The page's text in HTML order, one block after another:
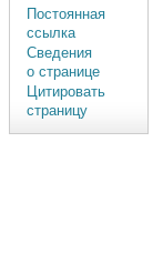
Постоянная
ссылка
Сведения
о странице
Цитировать
страницу